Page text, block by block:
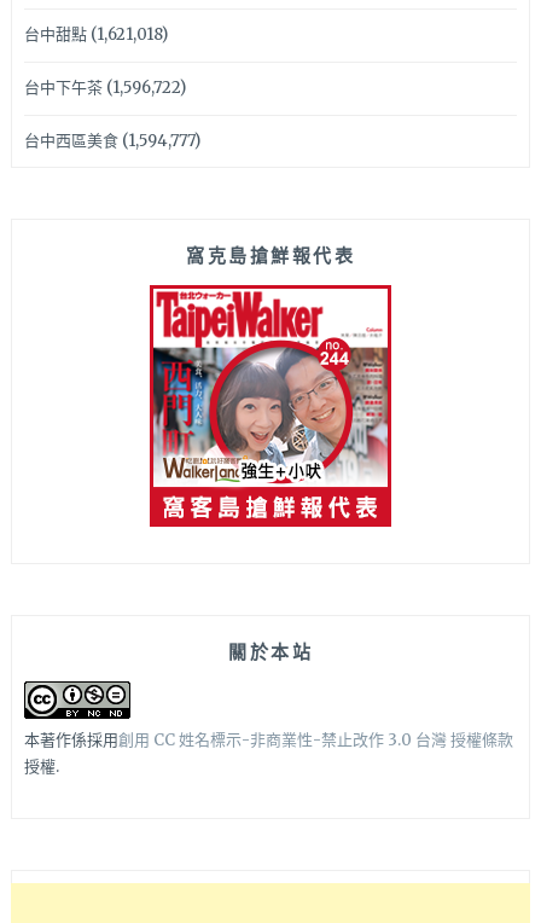
台中甜點(1,621,018)
台中下午茶(1,596,722)
台中西區美食(1,594,777)
窩克島搶鮮報代表
關於本站
本著作係採用創用 CC 姓名標示-非商業性-禁止改作 3.0 台灣 授權條款
授權.